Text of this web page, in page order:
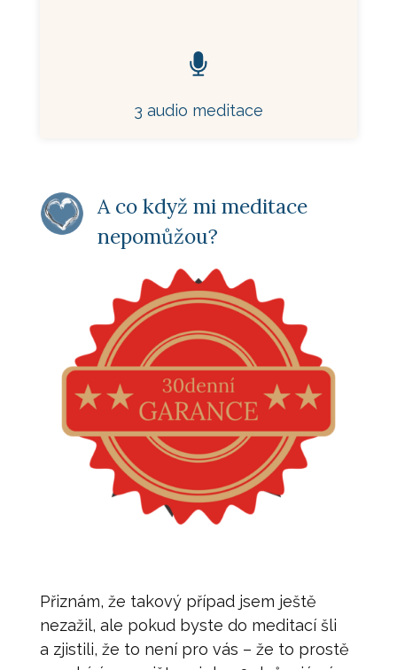
3 audio meditace
A co když mi meditace
nepomůžou?
Přiznám, že takový případ jsem ještě
nezažil, ale pokud byste do meditací šli
a zjistili, že to není pro vás – že to prostě